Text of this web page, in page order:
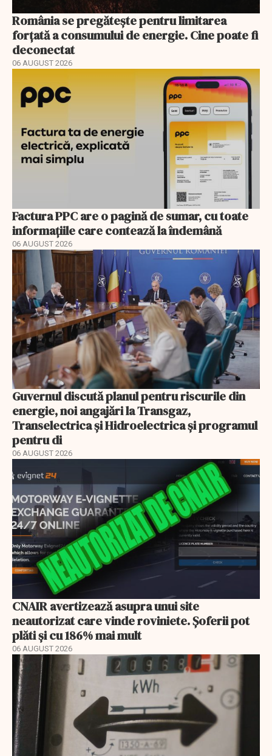
România se pregătește pentru limitarea
forțată a consumului de energie. Cine poate fi
deconectat
06 AUGUST 2026
Factura PPC are o pagină de sumar, cu toate
informațiile care contează la îndemână
06 AUGUST 2026
Guvernul discută planul pentru riscurile din
energie, noi angajări la Transgaz,
Transelectrica și Hidroelectrica și programul
pentru di
06 AUGUST 2026
CNAIR avertizează asupra unui site
neautorizat care vinde roviniete. Șoferii pot
plăti și cu 186% mai mult
06 AUGUST 2026